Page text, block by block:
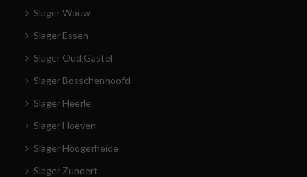
Slager Wouw
Slager Essen
Slager Oud Gastel
Slager Bosschenhoofd
Slager Heerle
Slager Hoeven
Slager Hoogerheide
Slager Zundert